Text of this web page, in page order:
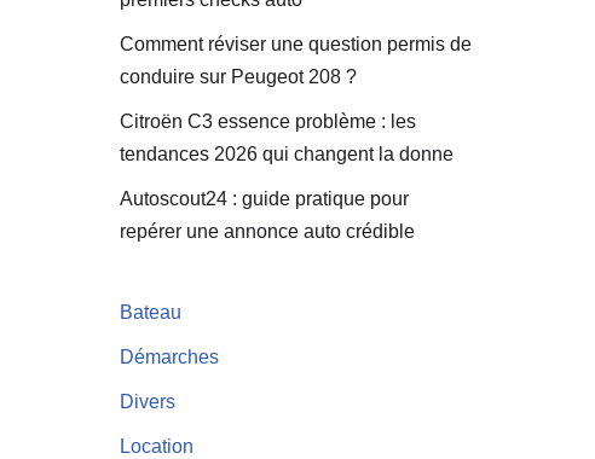
Comment réviser une question permis de
conduire sur Peugeot 208 ?
Citroën C3 essence problème : les
tendances 2026 qui changent la donne
Autoscout24 : guide pratique pour
repérer une annonce auto crédible
Bateau
Démarches
Divers
Location